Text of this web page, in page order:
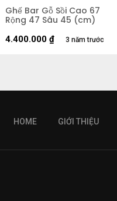
Ghế Bar Gỗ Sồi Cao 67
Rộng 47 Sâu 45 (cm)
3 năm trước
4.400.000 ₫
HOME GIỚI THIỆU